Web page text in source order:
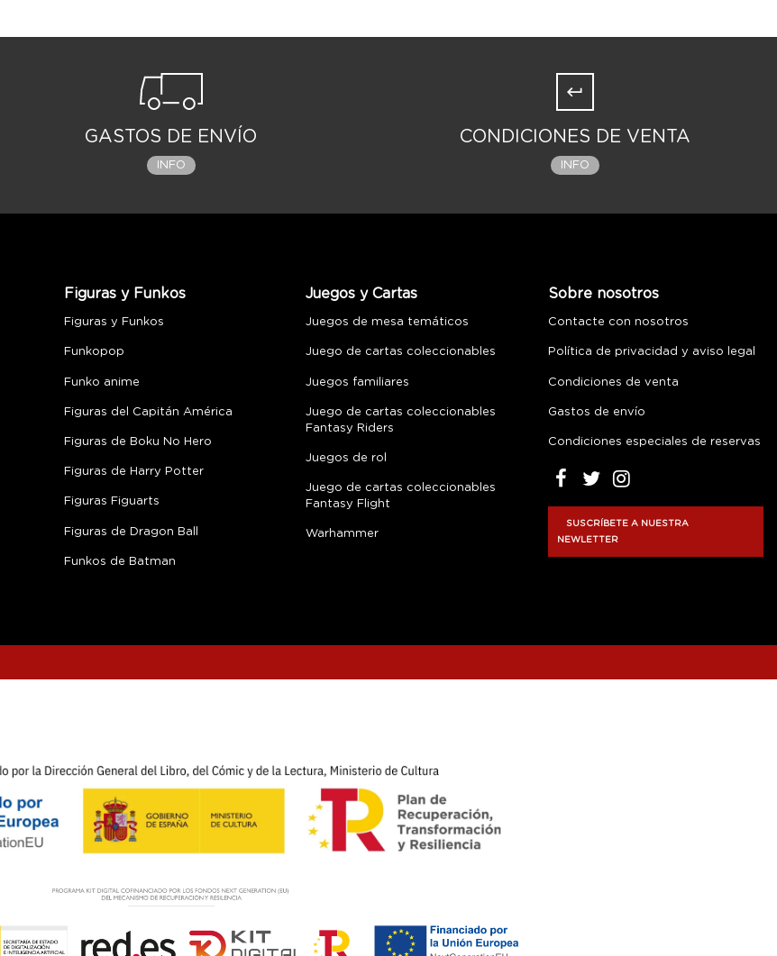
GASTOS DE ENVÍO
INFO
CONDICIONES DE VENTA
INFO
Figuras y Funkos
Figuras y Funkos
Funkopop
Funko anime
Figuras del Capitán América
Figuras de Boku No Hero
Figuras de Harry Potter
Figuras Figuarts
Figuras de Dragon Ball
Funkos de Batman
Juegos y Cartas
Juegos de mesa temáticos
Juego de cartas coleccionables
Juegos familiares
Juego de cartas coleccionables
Fantasy Riders
Juegos de rol
Juego de cartas coleccionables
Fantasy Flight
Warhammer
Sobre nosotros
Contacte con nosotros
Política de privacidad y aviso legal
Condiciones de venta
Gastos de envío
Condiciones especiales de reservas
SUSCRÍBETE A NUESTRA
NEWLETTER